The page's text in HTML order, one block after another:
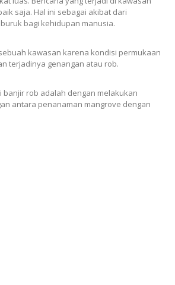
saja. Hal ini sebagai akibat dari
bagi kehidupan manusia.
kawasan karena kondisi permukaan
terjadinya genangan atau rob.
rob adalah dengan melakukan
antara penanaman mangrove dengan